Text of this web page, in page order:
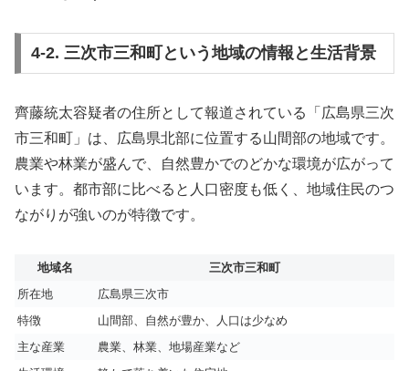
4-2. 三次市三和町という地域の情報と生活背景
齊藤統太容疑者の住所として報道されている「広島県三次
市三和町」は、広島県北部に位置する山間部の地域です。
農業や林業が盛んで、自然豊かでのどかな環境が広がって
います。都市部に比べると人口密度も低く、地域住民のつ
ながりが強いのが特徴です。
地域名
三次市三和町
所在地
広島県三次市
特徴
山間部、自然が豊か、人口は少なめ
主な産業
農業、林業、地場産業など